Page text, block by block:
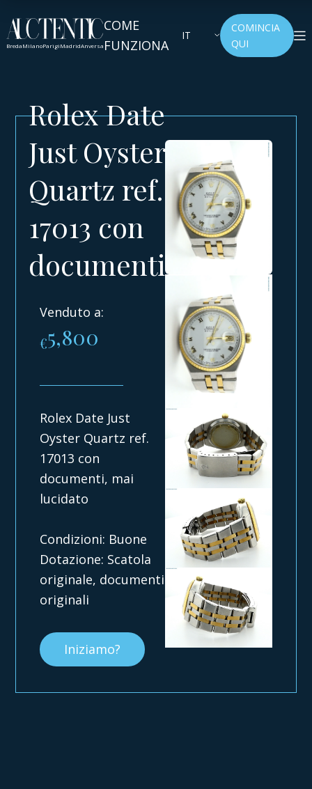
BredaMilanoParigiMadridAnversa
COME
FUNZIONA
IT
COMINCIA
QUI
Rolex Date
Just Oyster
Quartz ref.
17013 con
documenti
Venduto a:
€5,800
Rolex Date Just
Oyster Quartz ref.
17013 con
documenti, mai
lucidato
Condizioni: Buone
Dotazione: Scatola
originale, documenti
originali
Iniziamo?